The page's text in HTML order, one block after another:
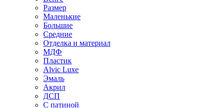
Размер
Маленькие
Большие
Средние
Отделка и материал
МДФ
Пластик
Alvic Luxe
Эмаль
Акрил
ДСП
С патиной